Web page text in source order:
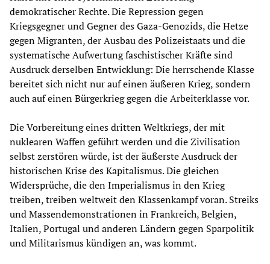
demokratischer Rechte. Die Repression gegen
Kriegsgegner und Gegner des Gaza-Genozids, die Hetze
gegen Migranten, der Ausbau des Polizeistaats und die
systematische Aufwertung faschistischer Kräfte sind
Ausdruck derselben Entwicklung: Die herrschende Klasse
bereitet sich nicht nur auf einen äußeren Krieg, sondern
auch auf einen Bürgerkrieg gegen die Arbeiterklasse vor.
Die Vorbereitung eines dritten Weltkriegs, der mit
nuklearen Waffen geführt werden und die Zivilisation
selbst zerstören würde, ist der äußerste Ausdruck der
historischen Krise des Kapitalismus. Die gleichen
Widersprüche, die den Imperialismus in den Krieg
treiben, treiben weltweit den Klassenkampf voran. Streiks
und Massendemonstrationen in Frankreich, Belgien,
Italien, Portugal und anderen Ländern gegen Sparpolitik
und Militarismus kündigen an, was kommt.